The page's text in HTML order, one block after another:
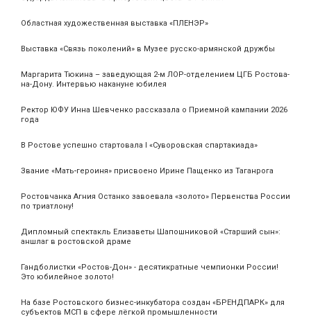
Областная художественная выставка «ПЛЕНЭР»
Выставка «Связь поколений» в Музее русско-армянской дружбы
Маргарита Тюкина – заведующая 2-м ЛОР-отделением ЦГБ Ростова-
на-Дону. Интервью накануне юбилея
Ректор ЮФУ Инна Шевченко рассказала о Приемной кампании 2026
года
В Ростове успешно стартовала I «Суворовская спартакиада»
Звание «Мать‑героиня» присвоено Ирине Пащенко из Таганрога
Ростовчанка Агния Останко завоевала «золото» Первенства России
по триатлону!
Дипломный спектакль Елизаветы Шапошниковой «Старший сын»:
аншлаг в ростовской драме
Гандболистки «Ростов-Дон» - десятикратные чемпионки России!
Это юбилейное золото!
На базе Ростовского бизнес-инкубатора создан «БРЕНДПАРК» для
субъектов МСП в сфере лёгкой промышленности